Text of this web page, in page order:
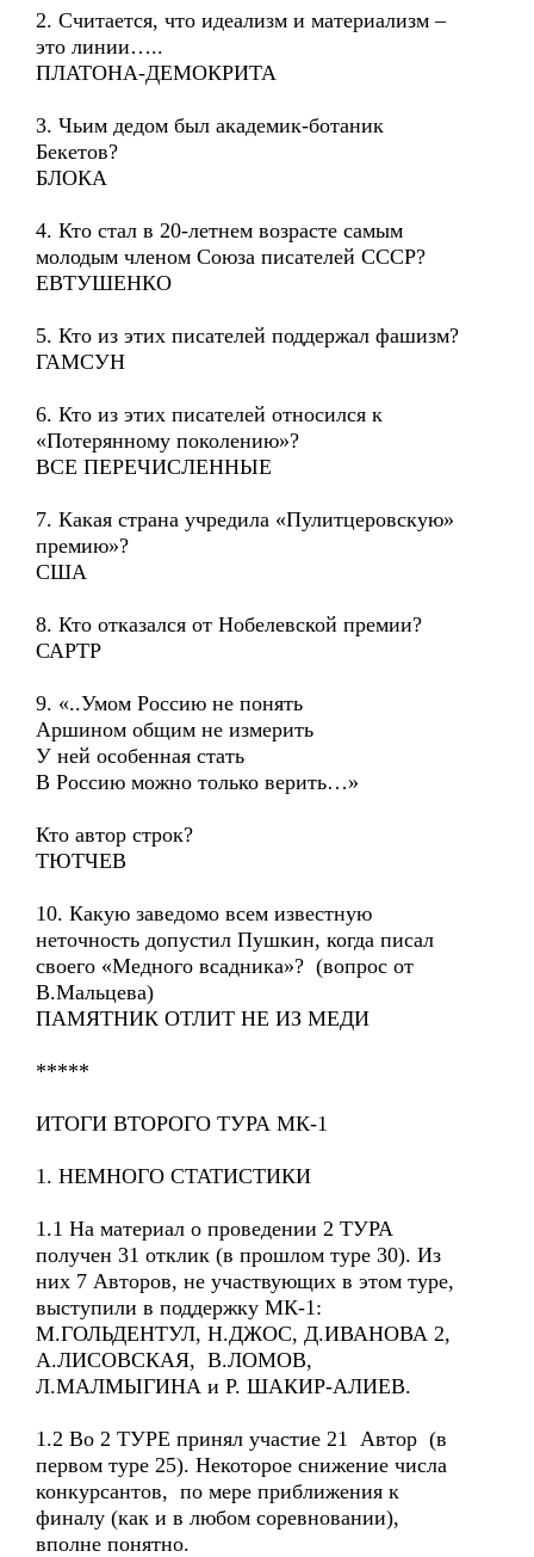
2. Считается, что идеализм и материализм –
это линии…..
ПЛАТОНА-ДЕМОКРИТА
3. Чьим дедом был академик-ботаник
Бекетов?
БЛОКА
4. Кто стал в 20-летнем возрасте самым
молодым членом Союза писателей СССР?
ЕВТУШЕНКО
5. Кто из этих писателей поддержал фашизм?
ГАМСУН
6. Кто из этих писателей относился к
«Потерянному поколению»?
ВСЕ ПЕРЕЧИСЛЕННЫЕ
7. Какая страна учредила «Пулитцеровскую»
премию»?
США
8. Кто отказался от Нобелевской премии?
САРТР
9. «..Умом Россию не понять
Аршином общим не измерить
У ней особенная стать
В Россию можно только верить…»
Кто автор строк?
ТЮТЧЕВ
10. Какую заведомо всем известную
неточность допустил Пушкин, когда писал
своего «Медного всадника»? (вопрос от
В.Мальцева)
ПАМЯТНИК ОТЛИТ НЕ ИЗ МЕДИ
*****
ИТОГИ ВТОРОГО ТУРА МК-1
1. НЕМНОГО СТАТИСТИКИ
1.1 На материал о проведении 2 ТУРА
получен 31 отклик (в прошлом туре 30). Из
них 7 Авторов, не участвующих в этом туре,
выступили в поддержку МК-1:
М.ГОЛЬДЕНТУЛ, Н.ДЖОС, Д.ИВАНОВА 2,
А.ЛИСОВСКАЯ, В.ЛОМОВ,
Л.МАЛМЫГИНА и Р. ШАКИР-АЛИЕВ.
1.2 Во 2 ТУРЕ принял участие 21 Автор (в
первом туре 25). Некоторое снижение числа
конкурсантов, по мере приближения к
финалу (как и в любом соревновании),
вполне понятно.